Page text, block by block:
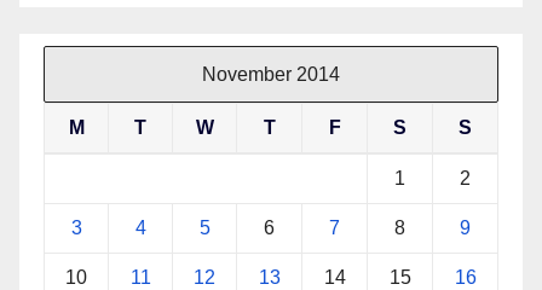
November 2014
M T W T F S S
1 2
3 4 5 6 7 8 9
10 11 12 13 14 15 16